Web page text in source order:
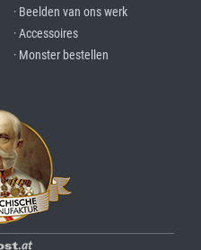
· Beelden van ons werk
· Accessoires
· Monster bestellen